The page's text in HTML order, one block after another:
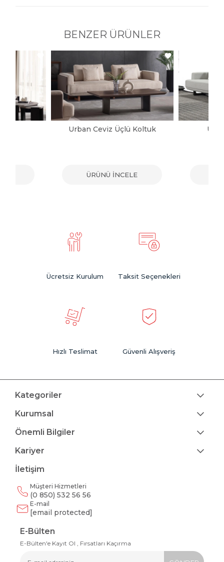
BENZER ÜRÜNLER
Urban Ceviz Üçlü Koltuk
ÜRÜNÜ İNCELE
Ücretsiz Kurulum Taksit Seçenekleri
Hızlı Teslimat Güvenli Alışveriş
Kategoriler
Kurumsal
Önemli Bilgiler
Kariyer
İletişim
Müşteri Hizmetleri
(0 850) 532 56 56
E-mail
[email protected]
E-Bülten
E-Bülten'e Kayıt Ol , Fırsatları Kaçırma